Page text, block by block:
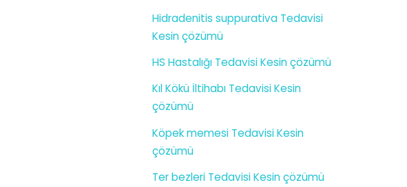
Hidradenitis suppurativa Tedavisi
Kesin çözümü
HS Hastalığı Tedavisi Kesin çözümü
Kıl Kökü İltihabı Tedavisi Kesin
çözümü
Köpek memesi Tedavisi Kesin
çözümü
Ter bezleri Tedavisi Kesin çözümü